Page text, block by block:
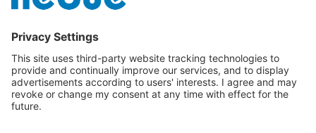
maszyn
zasilaniu
bateryjnemu lub
akumulatorowemu
2 warianty
Dowiedz się więcej
czerwoną
zieloną linią
krzyżykiem.